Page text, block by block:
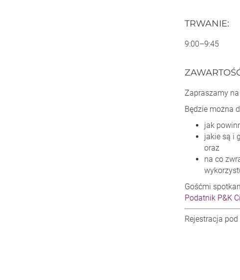
TRWANIE:
9:00–9:45
Zapraszamy
Będzie można
jak
jakie są i
oraz
na co
Gośćmi
Podatnik P&K
Rejestracja